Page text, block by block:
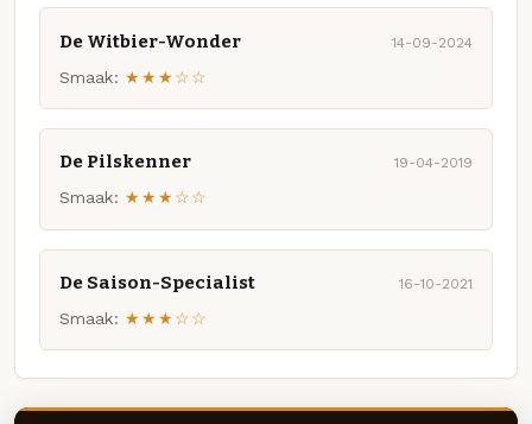
De Witbier-Wonder 14-09-2024
Smaak: ★★★☆☆
De Pilskenner 19-04-2019
Smaak: ★★★☆☆
De Saison-Specialist 16-10-2021
Smaak: ★★★☆☆